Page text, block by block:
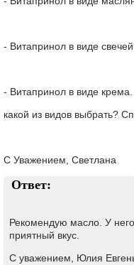
- Витапринол в виде
- Витапринол в виде крема.
какой из видов выбрать?
С Уважением, Светлана
Ответ:
Рекомендую масло. У
приятный вкус.
С уважением, Юлия